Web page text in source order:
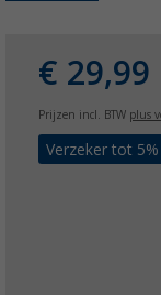
€ 29,99
Prijzen incl. BTW plus
Verzeker tot